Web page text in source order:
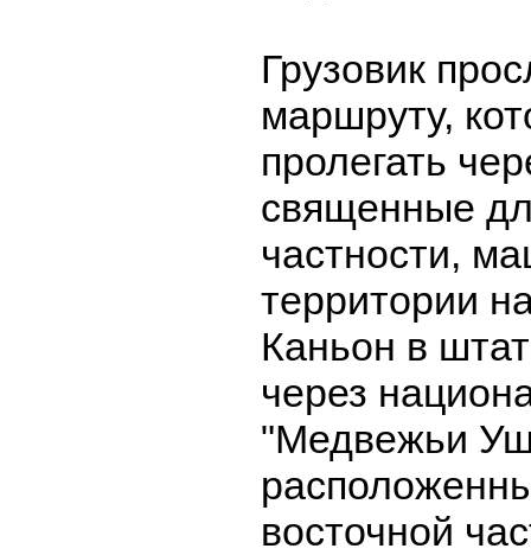
Грузовик
маршруту,
пролегать
священные
частности,
территории
Каньон в
через
"Медвежьи
восточной